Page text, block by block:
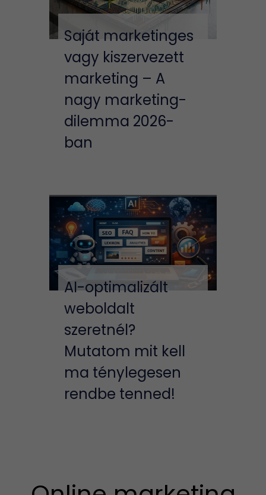
Saját marketinges
vagy kiszervezett
marketing – A
nagy marketing-
dilemma 2026-
ban
AI-optimalizált
weboldalt
szeretnél?
Mutatom mit kell
ma ténylegesen
rendbe tenned!